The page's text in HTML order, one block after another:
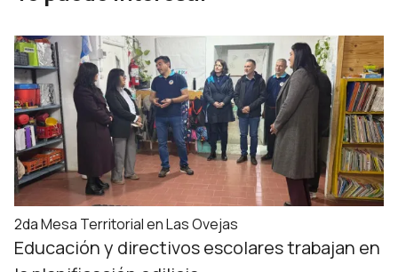
2da Mesa Territorial en Las Ovejas
Educación y directivos escolares trabajan en